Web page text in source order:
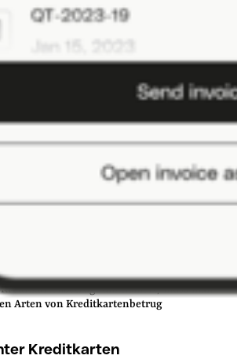
der Karteninhaberselbst haftet bei
für den Schaden, der bis zur Kartensperrung
nur bis zu einer
grob fahrlässiges Verhalten
er beispielsweise Kreditkarte und PIN nicht
oder lässt seine Kreditkarte bei Diebstahl
sperren – kann der Karteninhaber oder
dass die Kreditkartenfirma nicht haftet.
Wie geht
funktioniert, muss man
Arten von Kreditkartenbetrug
Kreditkarten